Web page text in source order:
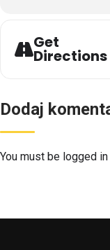
Get
Directions
Dodaj
You must be logged